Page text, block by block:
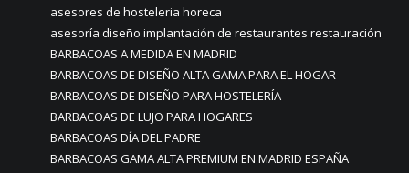
asesores de hosteleria horeca
asesoría diseño implantación de restaurantes restauración
BARBACOAS A MEDIDA EN MADRID
BARBACOAS DE DISEÑO ALTA GAMA PARA EL HOGAR
BARBACOAS DE DISEÑO PARA HOSTELERÍA
BARBACOAS DE LUJO PARA HOGARES
BARBACOAS DÍA DEL PADRE
BARBACOAS GAMA ALTA PREMIUM EN MADRID ESPAÑA